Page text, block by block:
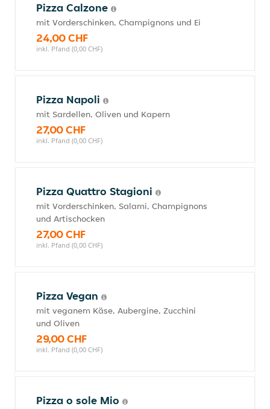
Pizza Calzone
mit Vorderschinken, Champignons und Ei
24,00 CHF
inkl. Pfand (0,00 CHF)
Pizza Napoli
mit Sardellen, Oliven und Kapern
27,00 CHF
inkl. Pfand (0,00 CHF)
Pizza Quattro Stagioni
mit Vorderschinken, Salami, Champignons
und Artischocken
27,00 CHF
inkl. Pfand (0,00 CHF)
Pizza Vegan
mit veganem Käse, Aubergine, Zucchini
und Oliven
29,00 CHF
inkl. Pfand (0,00 CHF)
Pizza o sole Mio